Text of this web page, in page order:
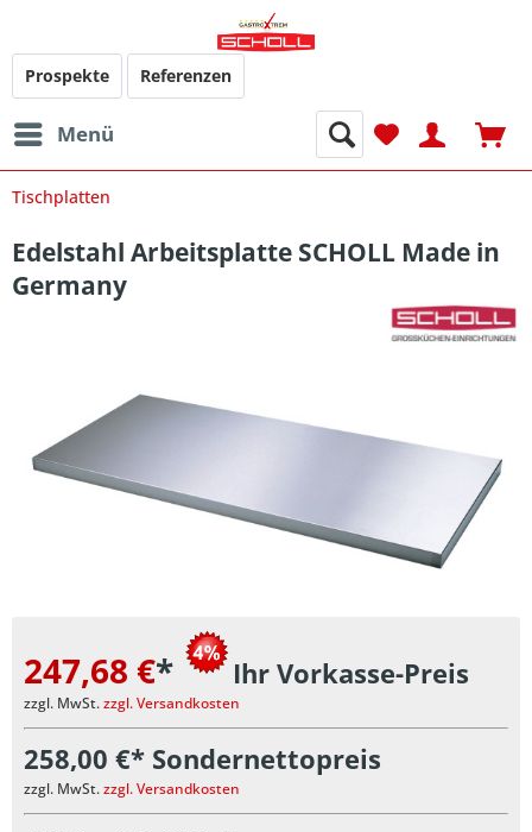
Prospekte Referenzen
Menü
Tischplatten
Edelstahl Arbeitsplatte SCHOLL Made in
Germany
247,68 €* Ihr Vorkasse-Preis
zzgl. MwSt.zzgl. Versandkosten
258,00 €* Sondernettopreis
zzgl. MwSt.zzgl. Versandkosten